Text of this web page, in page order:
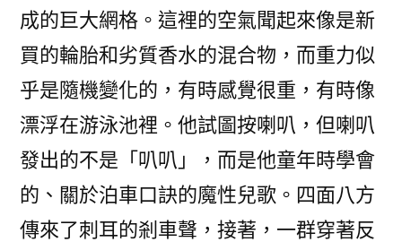
成的巨大網格。這裡的空氣聞起來像是新
買的輪胎和劣質香水的混合物，而重力似
乎是隨機變化的，有時感覺很重，有時像
漂浮在游泳池裡。他試圖按喇叭，但喇叭
發出的不是「叭叭」，而是他童年時學會
的、關於泊車口訣的魔性兒歌。四面八方
傳來了刺耳的剎車聲，接著，一群穿著反